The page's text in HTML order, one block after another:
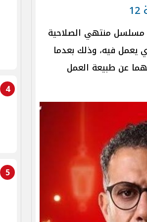
مسلسل منتهي الصلاحية
يعمل فيه، وذلك بعدما
عن طبيعة العمل
4
5